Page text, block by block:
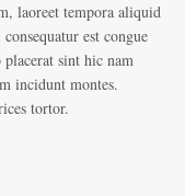
laoreet tempora aliquid
est congue
placerat sint hic nam
incidunt montes.
tortor.